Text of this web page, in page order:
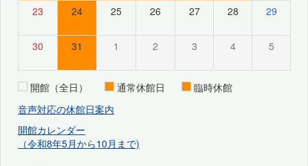
23 24 25 26 27 28 29
30 31 1 2 3 4 5
開館（全日） 通常休館日
臨時休館
音声対応の休館日案内
開館カレンダー
（令和8年5月から10月まで)